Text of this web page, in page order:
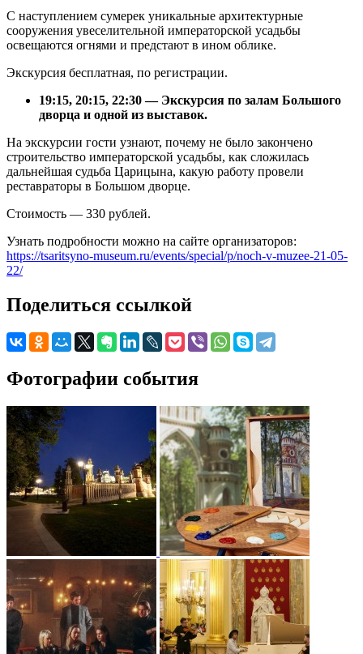
С наступлением сумерек уникальные архитектурные
сооружения увеселительной императорской усадьбы
освещаются огнями и предстают в ином облике.
Экскурсия бесплатная, по регистрации.
19:15, 20:15, 22:30 — Экскурсия по залам Большого
дворца и одной из выставок.
На экскурсии гости узнают, почему не было закончено
строительство императорской усадьбы, как сложилась
дальнейшая судьба Царицына, какую работу провели
реставраторы в Большом дворце.
Стоимость — 330 рублей.
Узнать подробности можно на сайте организаторов:
https://tsaritsyno-museum.ru/events/special/p/noch-v-muzee-21-05-
22/
Поделиться ссылкой
Фотографии события